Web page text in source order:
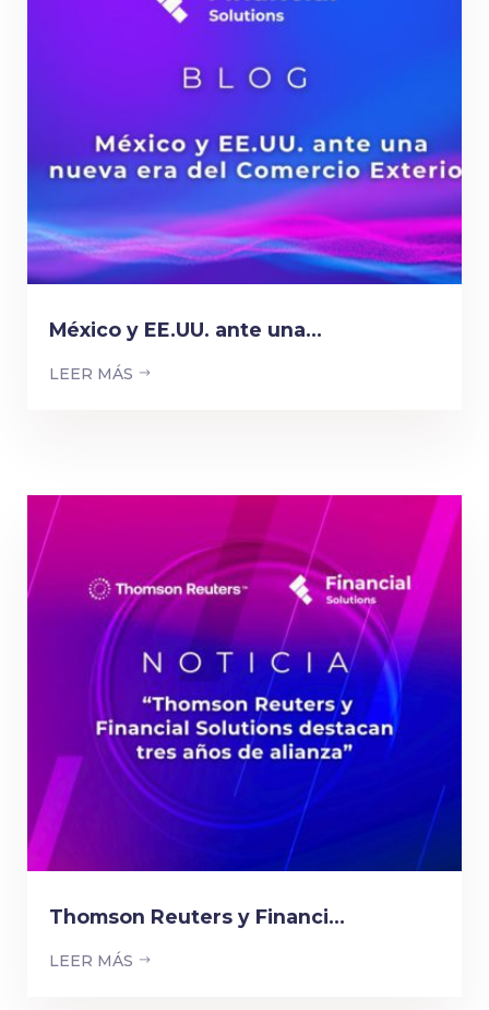
México y EE.UU. ante una...
LEER MÁS
Thomson Reuters y Financi...
LEER MÁS